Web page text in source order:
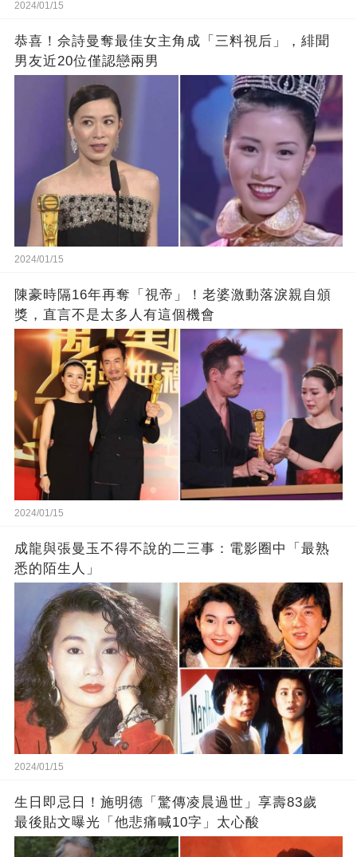
2024/01/15
恭喜！佘詩曼奪最佳女主角成「三料視后」，緋聞
男友近20位僅認戀兩男
2024/01/15
陳豪時隔16年再奪「視帝」！老婆激動落淚親自頒
獎，直言不是太多人有這個機會
2024/01/15
成龍與張曼玉不得不說的二三事：電影圈中「最熟
悉的陌生人」
2024/01/15
生日即忌日！施明德「驚傳凌晨過世」享壽83歲
最後貼文曝光「他悲痛喊10字」太心酸